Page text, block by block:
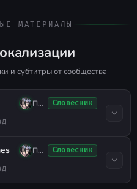
МАТЕРИАЛЫ
и субтитры от сообщества
Плохо Спал
Словесник
Плохо Спал
Словесник